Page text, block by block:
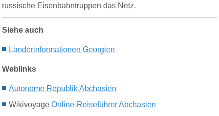
russische Eisenbahntruppen das Netz.
Siehe auch
Länderinformationen Georgien
Weblinks
Autonome Republik Abchasien
WikivoyageOnline-Reiseführer Abchasien